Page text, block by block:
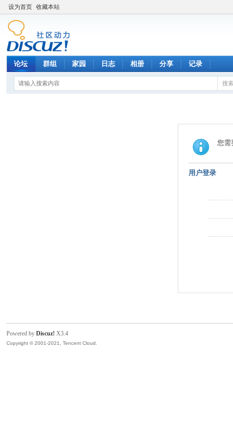
设为首页 收藏本站
论坛 群组 家园 日志 相册 分享 记录
搜
您需
用户登录
Powered byDiscuz! X3.4
Copyright © 2001-2021, Tencent Cloud.